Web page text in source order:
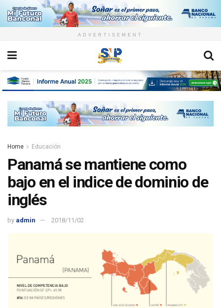
ADVERTISEMENT
Home Educación
Panamá se mantiene como
bajo en el indice de dominio de
inglés
by admin 2018/11/02